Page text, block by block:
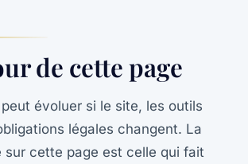
de cette page
évoluer si le site, les outils
légales changent. La
sur cette page est celle qui fait